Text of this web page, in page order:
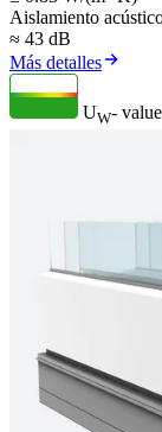
Aislamiento
≈ 43 dB
Más detalles
UW- value